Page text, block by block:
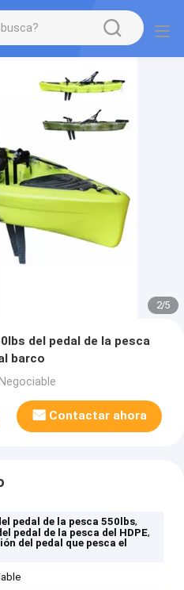
2/5
del pedal de la pesca
barco
Contactar ahora
pedal de la pesca 550lbs,
pedal de la pesca del HDPE,
del pedal que pesca el